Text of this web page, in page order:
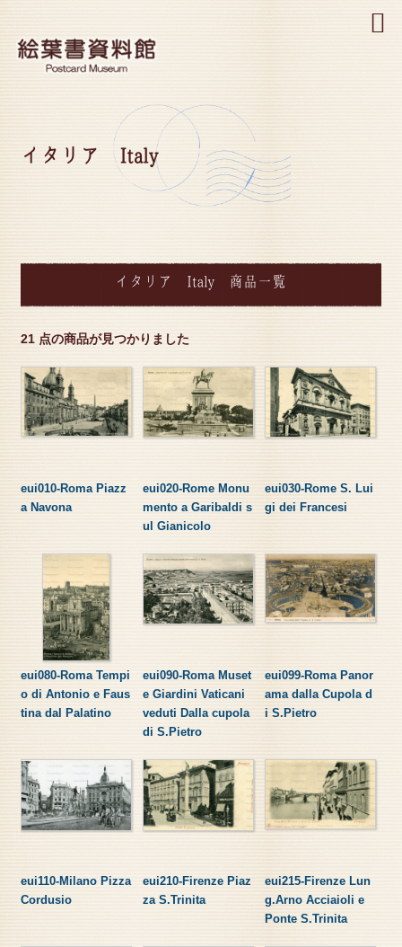
イタリア Italy
イタリア Italy 商品一覧
21 点の商品が見つかりました
eui010-Roma Piazz
a Navona
eui020-Rome Monu
mento a Garibaldi s
ul Gianicolo
eui030-Rome S. Lui
gi dei Francesi
eui080-Roma Tempi
o di Antonio e Faus
tina dal Palatino
eui090-Roma Muset
e Giardini Vaticani
veduti Dalla cupola
di S.Pietro
eui099-Roma Panor
ama dalla Cupola d
i S.Pietro
eui110-Milano Pizza
Cordusio
eui210-Firenze Piaz
za S.Trinita
eui215-Firenze Lun
g.Arno Acciaioli e
Ponte S.Trinita